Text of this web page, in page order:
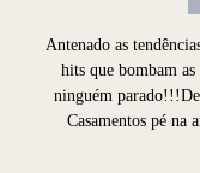
Antenado as
hits que bombam
ninguém
Casamentos pé na